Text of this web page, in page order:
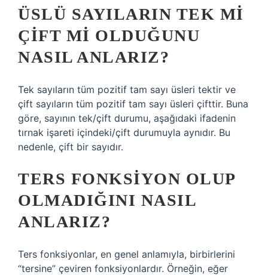
ÜSLÜ SAYILARIN TEK MI
ÇIFT MI OLDUĞUNU
NASIL ANLARIZ?
Tek sayıların tüm pozitif tam sayı üsleri tektir ve
çift sayıların tüm pozitif tam sayı üsleri çifttir. Buna
göre, sayının tek/çift durumu, aşağıdaki ifadenin
tırnak işareti içindeki/çift durumuyla aynıdır. Bu
nedenle, çift bir sayıdır.
TERS FONKSIYON OLUP
OLMADIĞINI NASIL
ANLARIZ?
Ters fonksiyonlar, en genel anlamıyla, birbirlerini
“tersine” çeviren fonksiyonlardır. Örneğin, eğer ‍ ‍